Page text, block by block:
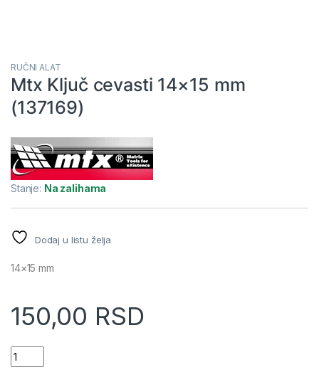
RUČNI ALAT
Mtx Ključ cevasti 14×15 mm
(137169)
Stanje: Na zalihama
Dodaj u listu želja
14×15 mm
150,00 RSD
Mtx Ključ cevasti 14x15 mm (137169) quantity